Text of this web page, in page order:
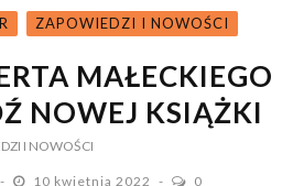
ZAPOWIEDZI I NOWOŚCI
MAŁECKIEGO
NOWEJ KSIĄŻKI
I NOWOŚCI
10 kwietnia 2022 0